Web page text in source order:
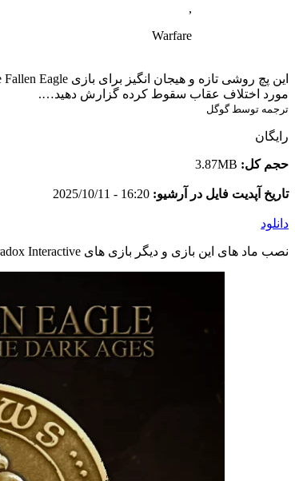
,
Warfare
مورد اختلاف عقاب سقوط کرده گزارش دهید….
ترجمه توسط گوگل
رایگان
حجم کل: 3.87MB
تاریخ آپدیت فایل در آرشیو: 16:20 - 2025/10/11
دانلود
نصب ماد های این بازی و دیگر بازی های Paradox Interactive توسط نصب کننده اختصاصی وبسایت و به صورت خودکار انجام می شود. در صورت مشاهده اشکال در ماد اینستالر با پشتیبانی تماس بگیرید.